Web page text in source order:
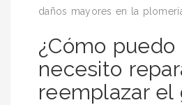
daños mayores en la
¿Cómo puedo
necesito
reemplazar el